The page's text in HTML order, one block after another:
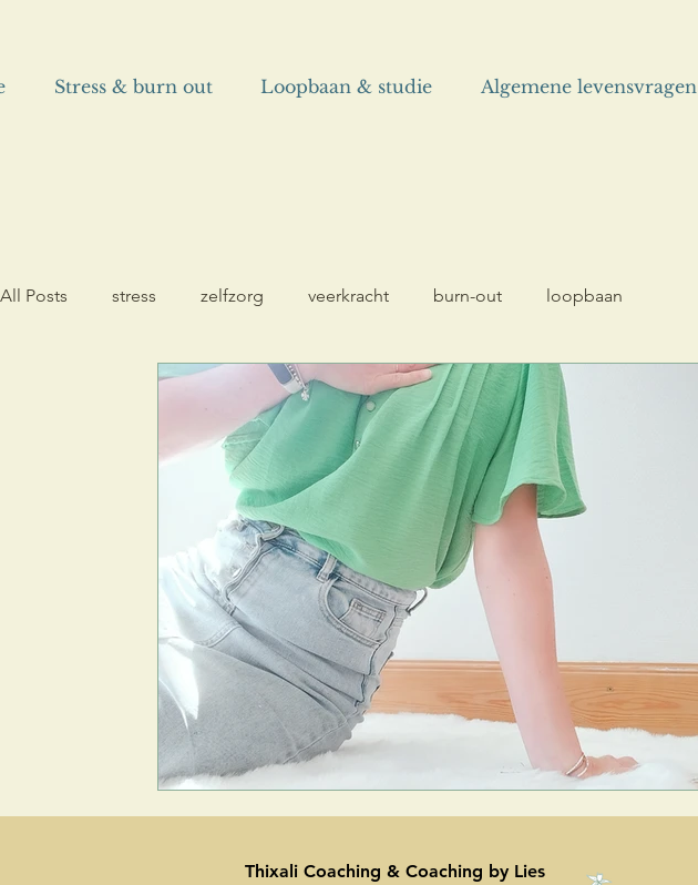
Stress & burn out Loopbaan & studie Algemene levensvragen
All Posts stress zelfzorg veerkracht burn-out loopbaan
Thixali Coaching & Coaching by Lies